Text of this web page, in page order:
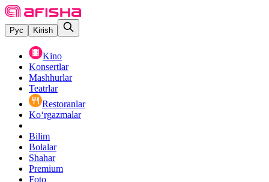
Рус Kirish
Kino
Konsertlar
Mashhurlar
Teatrlar
Restoranlar
Ko‘rgazmalar
Bilim
Bolalar
Shahar
Premium
Foto